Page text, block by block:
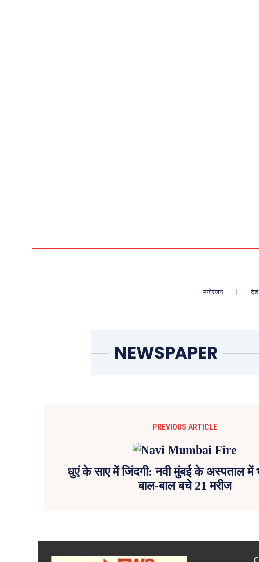
मनोरंजन देश
PREVIOUS ARTICLE
धुएं के साए में जिंदगी: नवी मुंबई के अस्पताल
बाल-बाल बचे 21 मरीज